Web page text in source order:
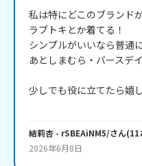
私は特にどこのブランド
ラブトキとか着てる！
シンプルがいいなら普通
あとしまむら・バースデ
少しでも役に立てたら嬉
結莉杏 - rSBEAiNM5/さん(11
2026年6月8日